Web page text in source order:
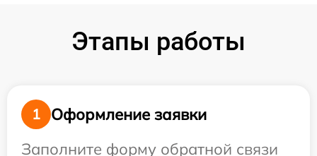
Этапы работы
1
Оформление заявки
Заполните форму обратной связи